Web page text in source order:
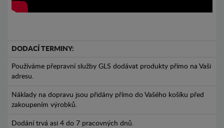
DODACÍ TERMINY:
Používáme přepravní služby GLS dodávat produkty přímo na Vaši
adresu.
Náklady na dopravu jsou přidány přímo do Vašého košíku před
zakoupením výrobků.
Dodání trvá asi 4 do 7 pracovných dnů.